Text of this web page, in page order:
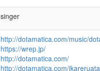
singer
http://dotamatica.com/music/
https://wrep.jp/
http://dotamatica.com/
http://dotamatica.com/